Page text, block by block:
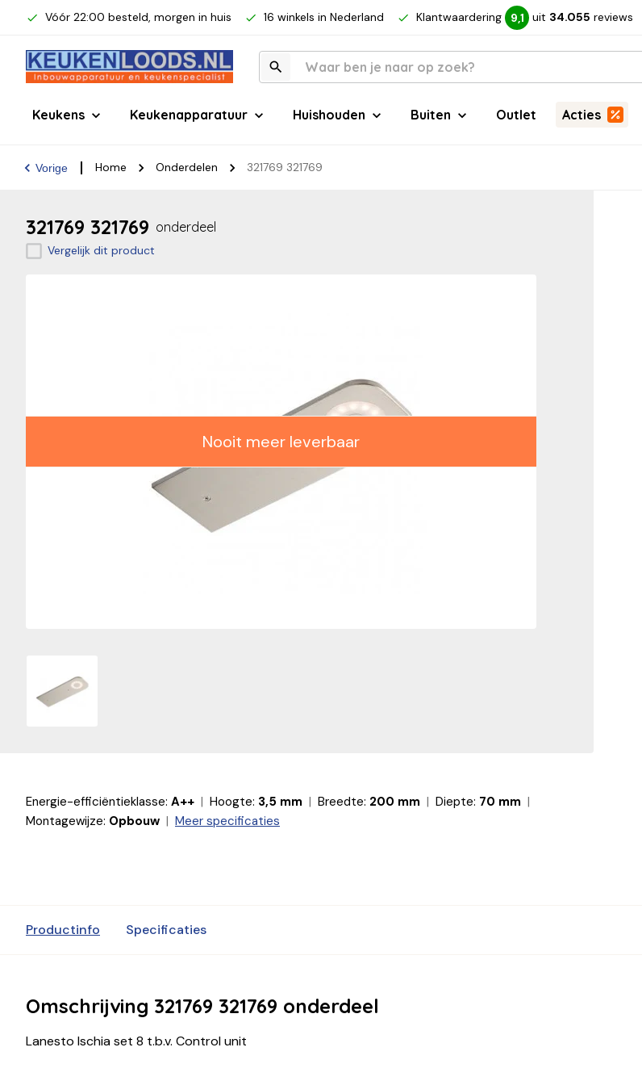
Vóór 22:00 besteld, morgen in huis 16 winkels in Nederland Klantwaardering 9,1 uit 34.055 reviews
Keukens Keukenapparatuur Huishouden Buiten Outlet Acties
Vorige Home Onderdelen 321769 321769
321769 321769 onderdeel
Vergelijk dit product
Nooit meer leverbaar
Energie-efficiëntieklasse: A++ Hoogte: 3,5 mm Breedte: 200 mm Diepte: 70 mm
Montagewijze: Opbouw Meer specificaties
Productinfo Specificaties
Omschrijving 321769 321769 onderdeel
Lanesto Ischia set 8 t.b.v. Control unit